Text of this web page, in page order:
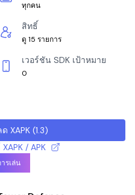
ทุกคน
สิทธิ์
ดู 15 รายการ
เวอร์ชัน SDK เป้าหมาย
0
XAPK (1.3)
/ APK
รเล่น